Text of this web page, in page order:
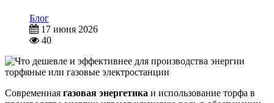
Блог
17 июня 2026
40
Современная газовая энергетика и использование торфа в